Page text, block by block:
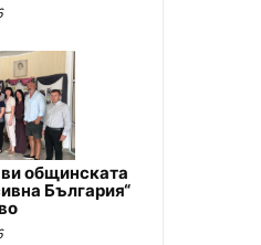
общинската
България“